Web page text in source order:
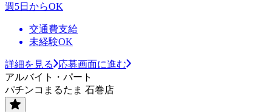
週5日からOK
交通費支給
未経験OK
詳細を見る
応募画面に進む
アルバイト・パート
パチンコまるたま 石巻店